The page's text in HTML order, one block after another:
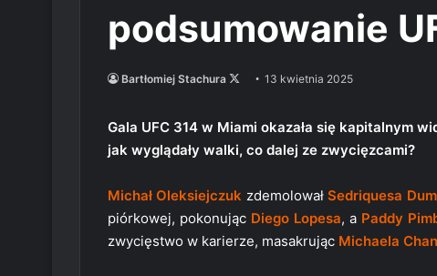
podsumowanie
Bartłomiej Stachura
Follow
X
13 kwietnia 2025
Gala UFC 314 w Miami okazała się kapitalnym
jak wyglądały walki, co dalej ze zwycięzcami?
Michał Oleksiejczuk zdemolowałSedriquesa
piórkowej, pokonując Diego Lopesa, a Paddy
zwycięstwo w karierze, masakrując Michaela